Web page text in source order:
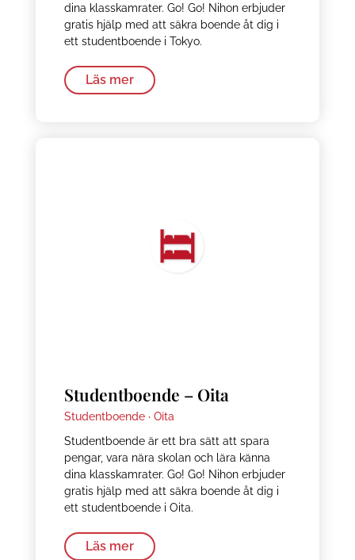
dina klasskamrater. Go! Go! Nihon erbjuder
gratis hjälp med att säkra boende åt dig i
ett studentboende i Tokyo.
Läs mer
Studentboende – Oita
Studentboende · Oita
Studentboende är ett bra sätt att spara
pengar, vara nära skolan och lära känna
dina klasskamrater. Go! Go! Nihon erbjuder
gratis hjälp med att säkra boende åt dig i
ett studentboende i Oita.
Läs mer